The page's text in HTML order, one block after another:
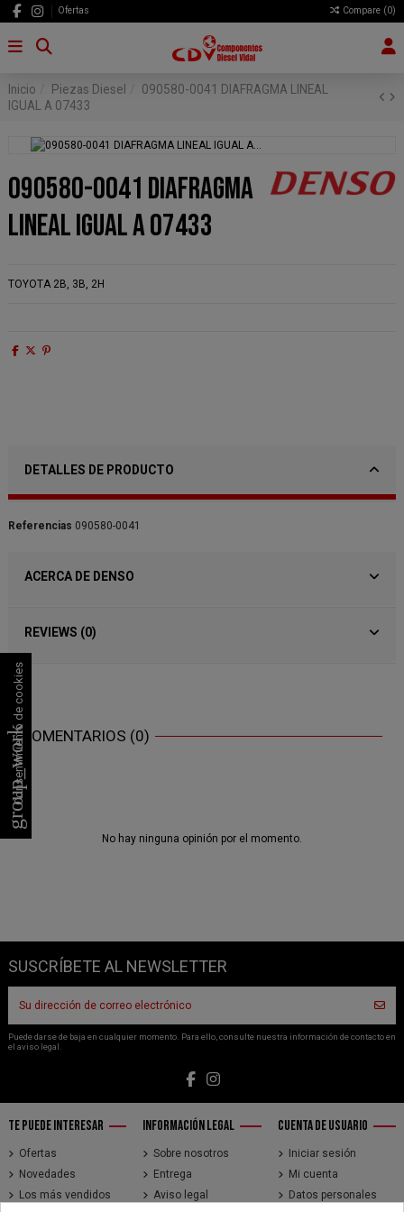
Ofertas Compare (0)
Inicio Piezas Diesel
090580-0041 DIAFRAGMA LINEAL
IGUAL A 07433
090580-0041 DIAFRAGMA
LINEAL IGUAL A 07433
TOYOTA 2B, 3B, 2H
DETALLES DE PRODUCTO
Referencias 090580-0041
ACERCA DE DENSO
REVIEWS (0)
COMENTARIOS (0)
No hay ninguna opinión por el momento.
SUSCRÍBETE AL NEWSLETTER
Puede darse de baja en cualquier momento. Para ello, consulte nuestra información de contacto en
el aviso legal.
TE PUEDE INTERESAR
Ofertas
Novedades
Los más vendidos
INFORMACIÓN LEGAL
Sobre nosotros
Entrega
Aviso legal
CUENTA DE USUARIO
Iniciar sesión
Mi cuenta
Datos personales
group_work
Consentimiento de cookies